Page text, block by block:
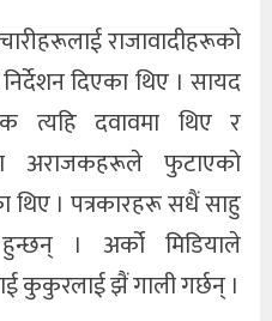
राजावादीहरूको
दिएका थिए । सायद
त्यहि दवावमा थिए र
अराजकहरूले फुटाएको
थिए । पत्रकारहरू सधैं साहु
। अर्को मिडियाले
कुकुरलाई झैं गाली गर्छन् ।